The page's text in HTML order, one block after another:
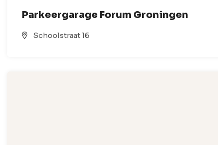
Parkeergarage Forum Groningen
Schoolstraat 16